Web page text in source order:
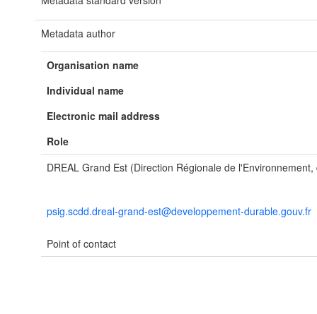
Metadata author
Organisation name
Individual name
Electronic mail address
Role
DREAL Grand Est (Direction Régionale de
psig.scdd.dreal-grand-est@developpement-durable.gouv.fr
Point of contact